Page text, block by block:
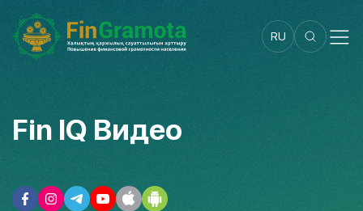
RU
Fin IQ Видео